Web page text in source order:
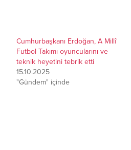
Cumhurbaşkanı Erdoğan, A Millî
Futbol Takımı oyuncularını ve
teknik heyetini tebrik etti
15.10.2025
"Gündem" içinde